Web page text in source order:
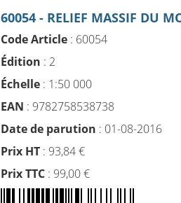
60054 - RELIEF MASSIF DU
Code Article : 60054
Édition : 2
Échelle : 1:50 000
EAN : 9782758538738
Date de parution : 01-08-2016
Prix HT : 93,84 €
Prix TTC : 99,00 €